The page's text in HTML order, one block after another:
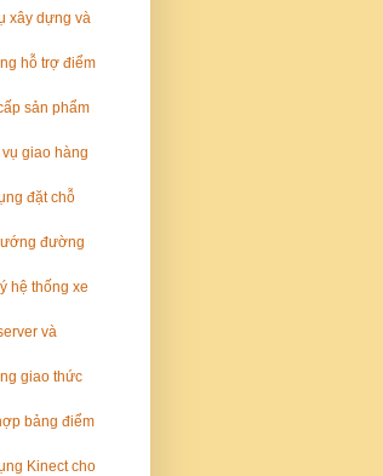
xây dựng và
hỗ trợ điểm
sản phẩm
giao hàng
đặt chỗ
đường
hệ thống xe
và
giao thức
bảng điểm
Kinect cho